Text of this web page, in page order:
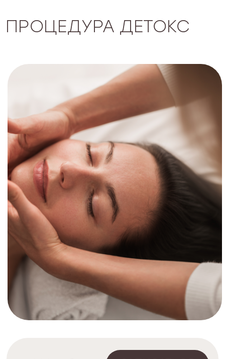
Длительность - 1 час 15 минут.
Осветляющая профессиональная
процедура:
Интенсивный профессиональный
уход для выравнивания цвета лица
и устранения нежелательной
гиперпигментации. Программа,
разработанная для любого типа
кожи женщин и мужчин, состоит
из 7-ми этапов и обеспечивает
клинически доказанную
эффективность. Комплексное
воздействие запатентованных
активных ингредиентов,
специального массажа лица и
кистей рук, а также
дополнительного аксессуара
профессиональных продуктов,
ЗАПИСАТЬСЯ